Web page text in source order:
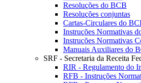
Resoluções do BCB
Resoluções conjuntas
Cartas-Circulares do
Instruções Normativas
Instruções Normativas
Manuais Auxiliares do
SRF - Secretaria da Receita
RIR - Regulamento do
RFB - Instruções